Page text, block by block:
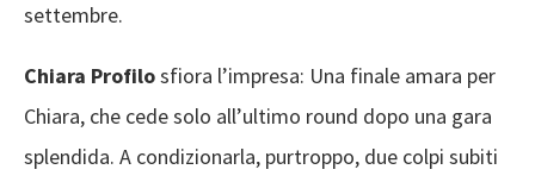
settembre.
Chiara Profilosfiora l’impresa: Una finale amara per
Chiara, che cede solo all’ultimo round dopo una gara
splendida. A condizionarla, purtroppo, due colpi subiti